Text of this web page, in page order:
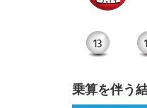
13
乗算を伴う